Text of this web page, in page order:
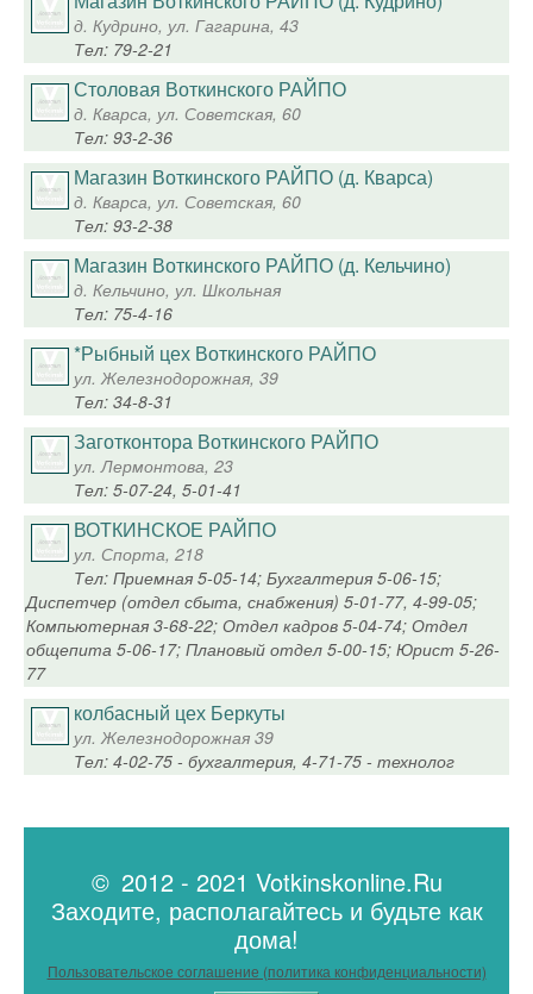
д. Кудрино, ул. Гагарина, 43
Тел: 79-2-21
Столовая Воткинского РАЙПО
д. Кварса, ул. Советская, 60
Тел: 93-2-36
Магазин Воткинского РАЙПО (д. Кварса)
д. Кварса, ул. Советская, 60
Тел: 93-2-38
Магазин Воткинского РАЙПО (д. Кельчино)
д. Кельчино, ул. Школьная
Тел: 75-4-16
*Рыбный цех Воткинского РАЙПО
ул. Железнодорожная, 39
Тел: 34-8-31
Заготконтора Воткинского РАЙПО
ул. Лермонтова, 23
Тел: 5-07-24, 5-01-41
ВОТКИНСКОЕ РАЙПО
ул. Спорта, 218
Тел: Приемная 5-05-14; Бухгалтерия 5-06-15;
Диспетчер (отдел сбыта, снабжения) 5-01-77, 4-99-05;
Компьютерная 3-68-22; Отдел кадров 5-04-74; Отдел
общепита 5-06-17; Плановый отдел 5-00-15; Юрист 5-26-
77
колбасный цех Беркуты
ул. Железнодорожная 39
Тел: 4-02-75 - бухгалтерия, 4-71-75 - технолог
© 2012 - 2021 Votkinskonline.Ru
Заходите, располагайтесь и будьте как
дома!
Пользовательское соглашение (политика конфиденциальности)